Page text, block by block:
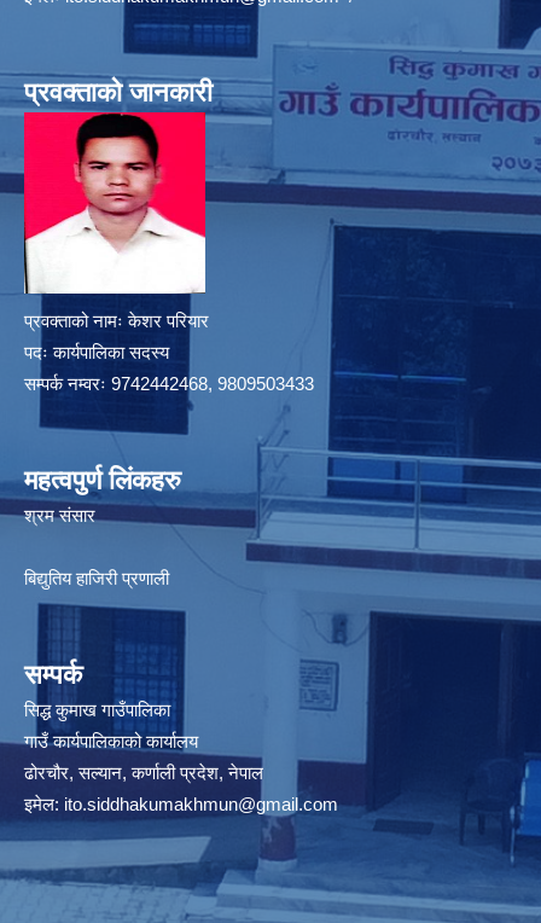
प्रवक्ताको जानकारी
प्रवक्ताको नामः केशर परियार
पदः कार्यपालिका सदस्य
सम्पर्क नम्वरः 9742442468, 9809503433
महत्वपुर्ण लिंकहरु
श्रम संसार
बिद्युतिय हाजिरी प्रणाली
सम्पर्क
सिद्ध कुमाख गाउँपालिका
गाउँ कार्यपालिकाको कार्यालय
ढोरचौर, सल्यान, कर्णाली प्रदेश, नेपाल
इमेल: ito.siddhakumakhmun@gmail.com